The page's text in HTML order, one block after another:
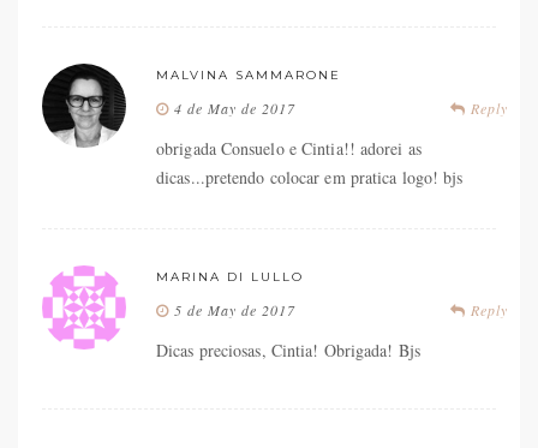
MALVINA SAMMARONE
Reply
4 de May de 2017
obrigada Consuelo e Cintia!! adorei as
dicas...pretendo colocar em pratica logo! bjs
MARINA DI LULLO
Reply
5 de May de 2017
Dicas preciosas, Cintia! Obrigada! Bjs